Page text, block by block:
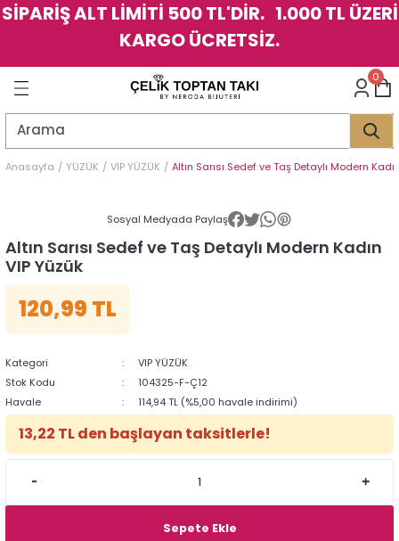
SİPARİŞ ALT LİMİTİ 500 TL'DİR. 1.000 TL ÜZERİ
KARGO ÜCRETSİZ.
Geri Dön
Geri Dön
Geri Dön
Geri Dön
Geri Dön
Geri Dön
0
Anasayfa YÜZÜK VIP YÜZÜK Altın Sarısı Sedef ve Taş Detaylı Modern
Sosyal Medyada Paylaş
Altın Sarısı Sedef ve Taş Detaylı Modern Kadın
VIP Yüzük
120,99 TL
Kategori
VIP YÜZÜK
Stok Kodu
104325-F-Ç12
Havale
114,94 TL (%5,00 havale indirimi)
13,22 TL den başlayan taksitlerle!
Sepete Ekle
Geri Dön
Geri Dön
Geri Dön
Geri Dön
Geri Dön
Geri Dön